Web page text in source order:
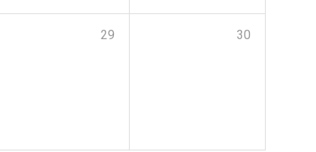
29 30